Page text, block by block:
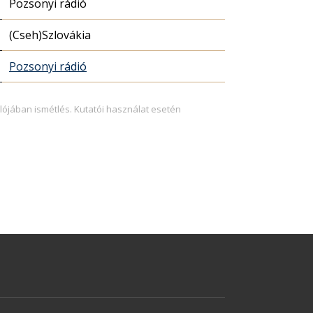
Pozsonyi rádió
(Cseh)Szlovákia
Pozsonyi rádió
ismétlés. Kutatói használat esetén